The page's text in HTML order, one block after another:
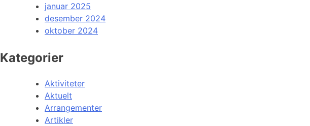
januar 2025
desember 2024
oktober 2024
Kategorier
Aktiviteter
Aktuelt
Arrangementer
Artikler